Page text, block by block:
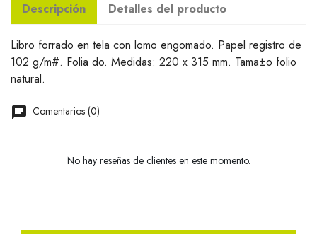
Descripción Detalles del producto
Libro forrado en tela con lomo engomado. Papel registro de
102 g/m#. Folia do. Medidas: 220 x 315 mm. Tama±o folio
natural.
Comentarios (0)
No hay reseñas de clientes en este momento.